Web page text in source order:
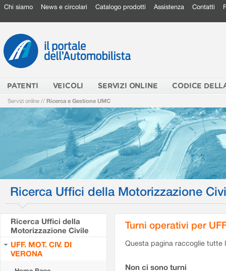
Chi siamo News e circolari Catalogo prodotti Assistenza Contatti
PATENTI VEICOLI SERVIZI ONLINE CODICE
Servizi online // Ricerca e Gestione UMC
Ricerca Uffici della Motorizzazione
Ricerca Uffici della
Motorizzazione Civile
UFF. MOT. CIV. DI
VERONA
Turni operativi per
Questa pagina raccoglie tutte
Non ci sono turni